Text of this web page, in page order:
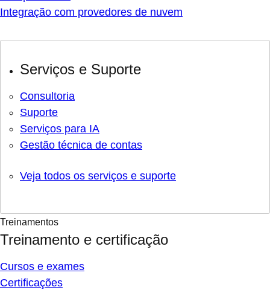
Integração com provedores de nuvem
Serviços e Suporte
Consultoria
Suporte
Serviços para IA
Gestão técnica de contas
Veja todos os serviços e suporte
Treinamentos
Treinamento e certificação
Cursos e exames
Certificações